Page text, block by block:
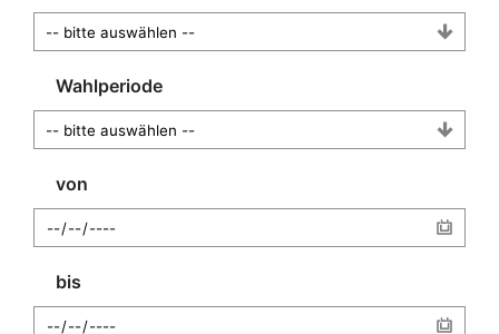
Wahlperiode
von
bis